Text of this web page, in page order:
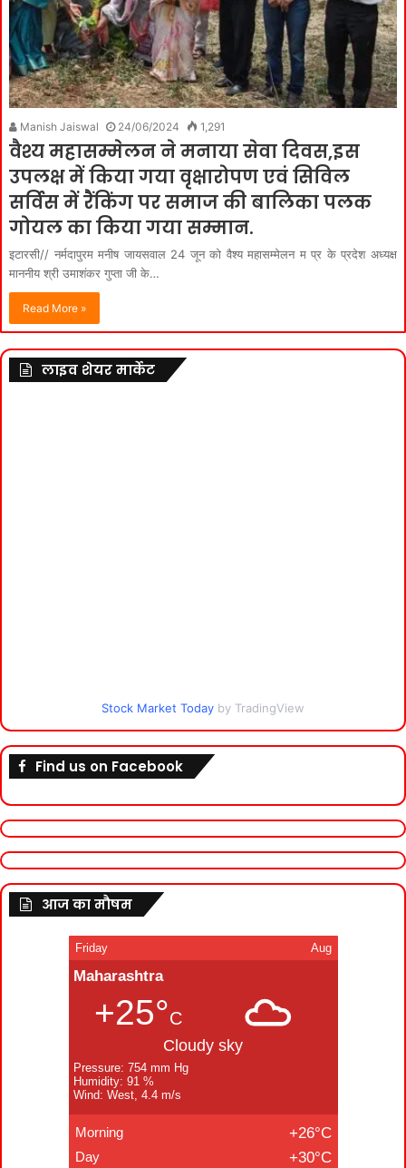
Manish Jaiswal 24/06/2024 1,291
वैश्य महासम्मेलन ने मनाया सेवा दिवस,इस
उपलक्ष में किया गया वृक्षारोपण एवं सिविल
सर्विस में रैंकिंग पर समाज की बालिका पलक
गोयल का किया गया सम्मान.
इटारसी// नर्मदापुरम मनीष जायसवाल 24 जून को वैश्य महासम्मेलन म प्र के प्रदेश अध्यक्ष
माननीय श्री उमाशंकर गुप्ता जी के…
Read More »
लाइव शेयर मार्केट
Stock Market Today by TradingView
Find us on Facebook
आज का मौषम
Friday Aug
Maharashtra
+25°C
Cloudy sky
Pressure: 754 mm Hg
Humidity: 91 %
Wind: West, 4.4 m/s
Morning +26°C
Day +30°C